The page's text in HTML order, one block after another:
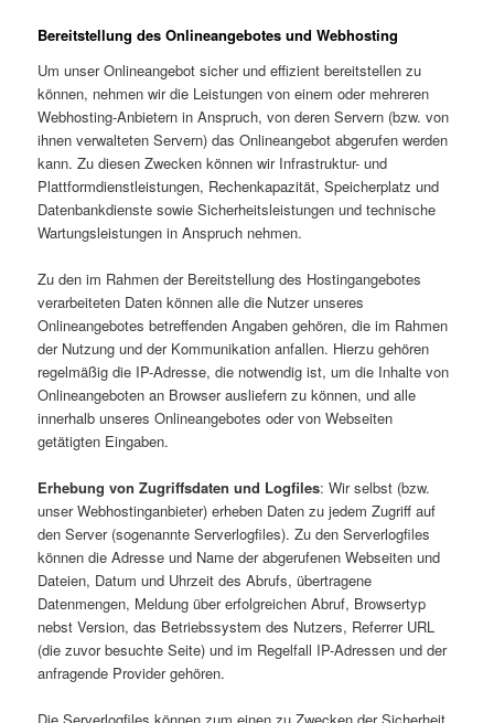
Bereitstellung des Onlineangebotes und Webhosting
Um unser Onlineangebot sicher und effizient bereitstellen zu
können, nehmen wir die Leistungen von einem oder mehreren
Webhosting-Anbietern in Anspruch, von deren Servern (bzw. von
ihnen verwalteten Servern) das Onlineangebot abgerufen werden
kann. Zu diesen Zwecken können wir Infrastruktur- und
Plattformdienstleistungen, Rechenkapazität, Speicherplatz und
Datenbankdienste sowie Sicherheitsleistungen und technische
Wartungsleistungen in Anspruch nehmen.
Zu den im Rahmen der Bereitstellung des Hostingangebotes
verarbeiteten Daten können alle die Nutzer unseres
Onlineangebotes betreffenden Angaben gehören, die im Rahmen
der Nutzung und der Kommunikation anfallen. Hierzu gehören
regelmäßig die IP-Adresse, die notwendig ist, um die Inhalte von
Onlineangeboten an Browser ausliefern zu können, und alle
innerhalb unseres Onlineangebotes oder von Webseiten
getätigten Eingaben.
Erhebung von Zugriffsdaten und Logfiles: Wir selbst (bzw.
unser Webhostinganbieter) erheben Daten zu jedem Zugriff auf
den Server (sogenannte Serverlogfiles). Zu den Serverlogfiles
können die Adresse und Name der abgerufenen Webseiten und
Dateien, Datum und Uhrzeit des Abrufs, übertragene
Datenmengen, Meldung über erfolgreichen Abruf, Browsertyp
nebst Version, das Betriebssystem des Nutzers, Referrer URL
(die zuvor besuchte Seite) und im Regelfall IP-Adressen und der
anfragende Provider gehören.